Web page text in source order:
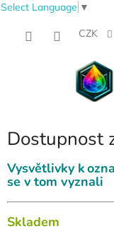
Select Language ▼
CZK
Dostupnost
Vysvětlivky k
se v tom vyznali
Skladem